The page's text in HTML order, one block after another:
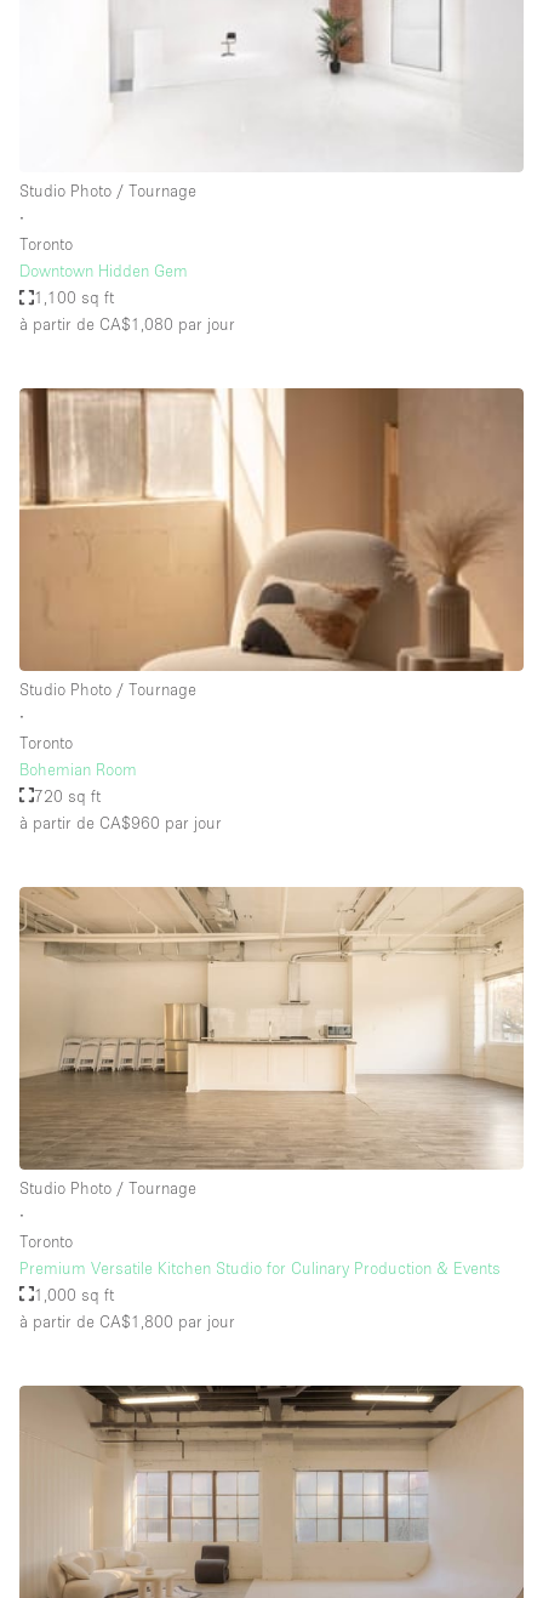
Exposition Véhicules
Lumière du Jour
Parking Privé
Plusieurs Pièces
Presentoir Vitrine
Réserve
Style Haussmannien
Style Industriel
Système de sécurité
Water Access
Électricité
Équipement de bureau
Équipement sonore et vidéo
Sous-sol
Rez-de-chaussée sur cour
Centre commercial
Rooftop
À l'étage
Autre
Studio Photo / Tournage
∙
Toronto
Downtown Hidden Gem
1,100 sq ft
à partir de CA$1,080 par jour
Studio Photo / Tournage
∙
Toronto
Bohemian Room
720 sq ft
à partir de CA$960 par jour
Studio Photo / Tournage
∙
Toronto
Premium Versatile Kitchen Studio for Culinary Production & Events
1,000 sq ft
à partir de CA$1,800 par jour